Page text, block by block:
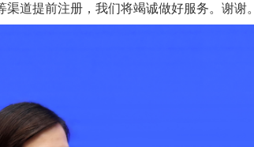
道提前注册，我们将竭诚做好服务。谢谢。